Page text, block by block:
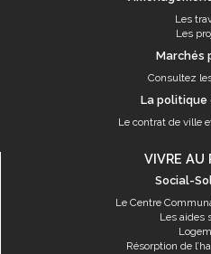
Les
Les
Marchés
Consultez
La politique
Le contrat de ville
VIVRE AU
Social-
Le Centre
Les aides
Résorption de